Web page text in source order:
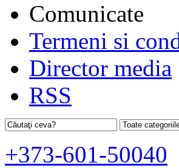
Comunicate
Termeni si
Director media
RSS
+373-601-50040